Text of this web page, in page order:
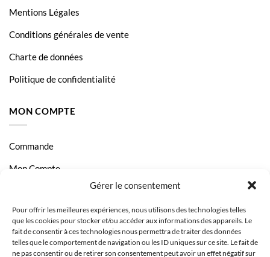
Gérer le consentement
Pour offrir les meilleures expériences, nous utilisons des technologies telles
que les cookies pour stocker et/ou accéder aux informations des appareils. Le
fait de consentir à ces technologies nous permettra de traiter des données
telles que le comportement de navigation ou les ID uniques sur ce site. Le fait de
ne pas consentir ou de retirer son consentement peut avoir un effet négatif sur
Mentions Légales
Conditions générales de vente
Charte de données
Politique de confidentialité
MON COMPTE
Commande
Mon Compte
Livraison et Paiement
Page Contact